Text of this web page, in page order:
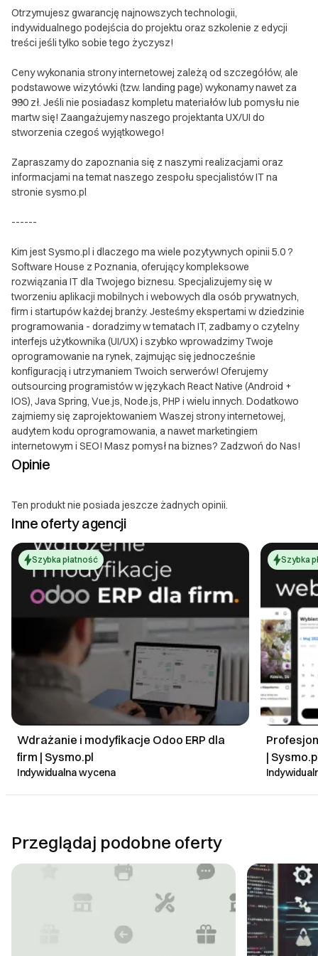
Otrzymujesz gwarancję najnowszych technologii,
indywidualnego podejścia do projektu oraz szkolenie z edycji
treści jeśli tylko sobie tego życzysz!
Ceny wykonania strony internetowej zależą od szczegółów, ale
podstawowe wizytówki (tzw. landing page) wykonamy nawet za
990 zł. Jeśli nie posiadasz kompletu materiałów lub pomysłu nie
martw się! Zaangażujemy naszego projektanta UX/UI do
stworzenia czegoś wyjątkowego!
Zapraszamy do zapoznania się z naszymi realizacjami oraz
informacjami na temat naszego zespołu specjalistów IT na
stronie sysmo.pl
------
Kim jest Sysmo.pl i dlaczego ma wiele pozytywnych opinii 5.0 ?
Software House z Poznania, oferujący kompleksowe
rozwiązania IT dla Twojego biznesu. Specjalizujemy się w
tworzeniu aplikacji mobilnych i webowych dla osób prywatnych,
firm i startupów każdej branży. Jesteśmy ekspertami w dziedzinie
programowania - doradzimy w tematach IT, zadbamy o czytelny
interfejs użytkownika (UI/UX) i szybko wprowadzimy Twoje
oprogramowanie na rynek, zajmując się jednocześnie
konfiguracją i utrzymaniem Twoich serwerów! Oferujemy
outsourcing programistów w językach React Native (Android +
IOS), Java Spring, Vue.js, Node.js, PHP i wielu innych. Dodatkowo
zajmiemy się zaprojektowaniem Waszej strony internetowej,
audytem kodu oprogramowania, a nawet marketingiem
internetowym i SEO! Masz pomysł na biznes? Zadzwoń do Nas!
Opinie
Ten produkt nie posiada jeszcze żadnych opinii.
Inne oferty agencji
Szybka płatność
Wdrażanie i modyfikacje Odoo ERP dla
firm | Sysmo.pl
Indywidualna wycena
Szybka
|
Przeglądaj podobne oferty